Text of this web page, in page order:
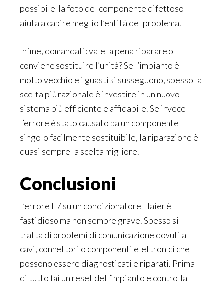
possibile, la foto del componente difettoso
aiuta a capire meglio l’entità del problema.
Infine, domandati: vale la pena riparare o
conviene sostituire l’unità? Se l’impianto è
molto vecchio e i guasti si susseguono, spesso la
scelta più razionale è investire in un nuovo
sistema più efficiente e affidabile. Se invece
l’errore è stato causato da un componente
singolo facilmente sostituibile, la riparazione è
quasi sempre la scelta migliore.
Conclusioni
L’errore E7 su un condizionatore Haier è
fastidioso ma non sempre grave. Spesso si
tratta di problemi di comunicazione dovuti a
cavi, connettori o componenti elettronici che
possono essere diagnosticati e riparati. Prima
di tutto fai un reset dell’impianto e controlla